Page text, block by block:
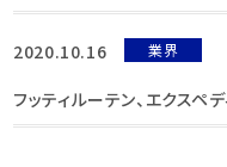
2020.10.16 業界
フッティルーテン、エクスペ